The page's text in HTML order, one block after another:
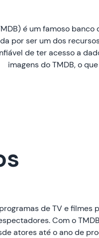
é um famoso
por ser um dos
de ter acesso a
imagens do TMDB, o
de TV e filmes
Com o
atores até o ano de